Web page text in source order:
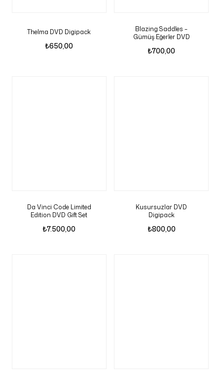
Thelma DVD Digipack
₺650,00
Blazing Saddles –
Gümüş Eğerler DVD
₺700,00
Da Vinci Code Limited
Edition DVD Gift Set
₺7.500,00
Kusursuzlar DVD
Digipack
₺800,00